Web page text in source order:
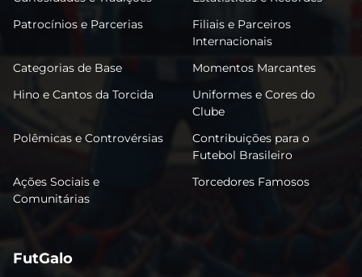
Patrocínios e Parcerias
Filiais e Parceiros
Internacionais
Categorias de Base
Momentos Marcantes
Hino e Cantos da Torcida
Uniformes e Cores do
Clube
Polêmicas e Controvérsias
Contribuições para o
Futebol Brasileiro
Ações Sociais e
Comunitárias
Torcedores Famosos
FutGalo